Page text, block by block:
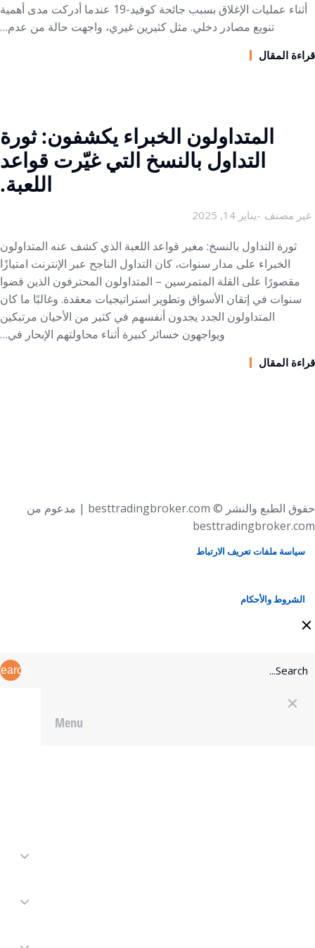
أثناء عمليات الإغلاق بسبب جائحة كوفيد-19 عندما أدركت مدى أهمية
تنويع مصادر دخلي. مثل كثيرين غيري، واجهت حالة من عدم…
قراءة المقال
المتداولون الخبراء يكشفون: ثورة
التداول بالنسخ التي غيّرت قواعد
اللعبة.
غير مصنف يناير 14, 2025
ثورة التداول بالنسخ: مغير قواعد اللعبة الذي كشف عنه المتداولون
الخبراء على مدار سنوات، كان التداول الناجح عبر الإنترنت امتيازًا
مقصورًا على القلة المتمرسين – المتداولون المحترفون الذين قضوا
سنوات في إتقان الأسواق وتطوير استراتيجيات معقدة. وغالبًا ما كان
المتداولون الجدد يجدون أنفسهم في كثير من الأحيان مرتبكين
ويواجهون خسائر كبيرة أثناء محاولتهم الإبحار في…
قراءة المقال
حقوق الطبع والنشر © besttradingbroker.com | مدعوم من
besttradingbroker.com
سياسة ملفات تعريف الارتباط
الشروط والأحكام
Menu